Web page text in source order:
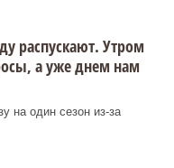
распускают. Утром
а уже днем нам
на один сезон из-за